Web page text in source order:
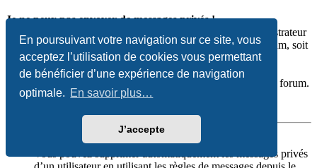
En poursuivant votre navigation sur ce site, vous
acceptez l’utilisation de cookies vous permettant
de bénéficier d’une expérience de navigation
optimale. En savoir plus…
J’accepte
Je ne peux pas envoyer de messages privés !
Soit vous n’êtes pas inscrit et connecté, soit un administrateur
a désactivé entièrement la messagerie privée sur le forum, soit
un administrateur ou un modérateur a décidé de vous
empêcher d’envoyer des messages privés. Pour plus
d’informations, veuillez contacter un administrateur du forum.
Je continue à recevoir des messages privés non sollicités !
Vous pouvez supprimer automatiquement les messages privés